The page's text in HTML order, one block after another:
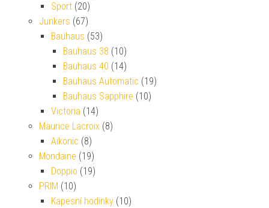
Sport (20)
Junkers (67)
Bauhaus (53)
Bauhaus 38 (10)
Bauhaus 40 (14)
Bauhaus Automatic (19)
Bauhaus Sapphire (10)
Victoria (14)
Maurice Lacroix (8)
Aikonic (8)
Mondaine (19)
Doppio (19)
PRIM (10)
Kapesní hodinky (10)